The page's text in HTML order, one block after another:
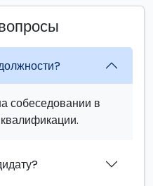
собеседовании в